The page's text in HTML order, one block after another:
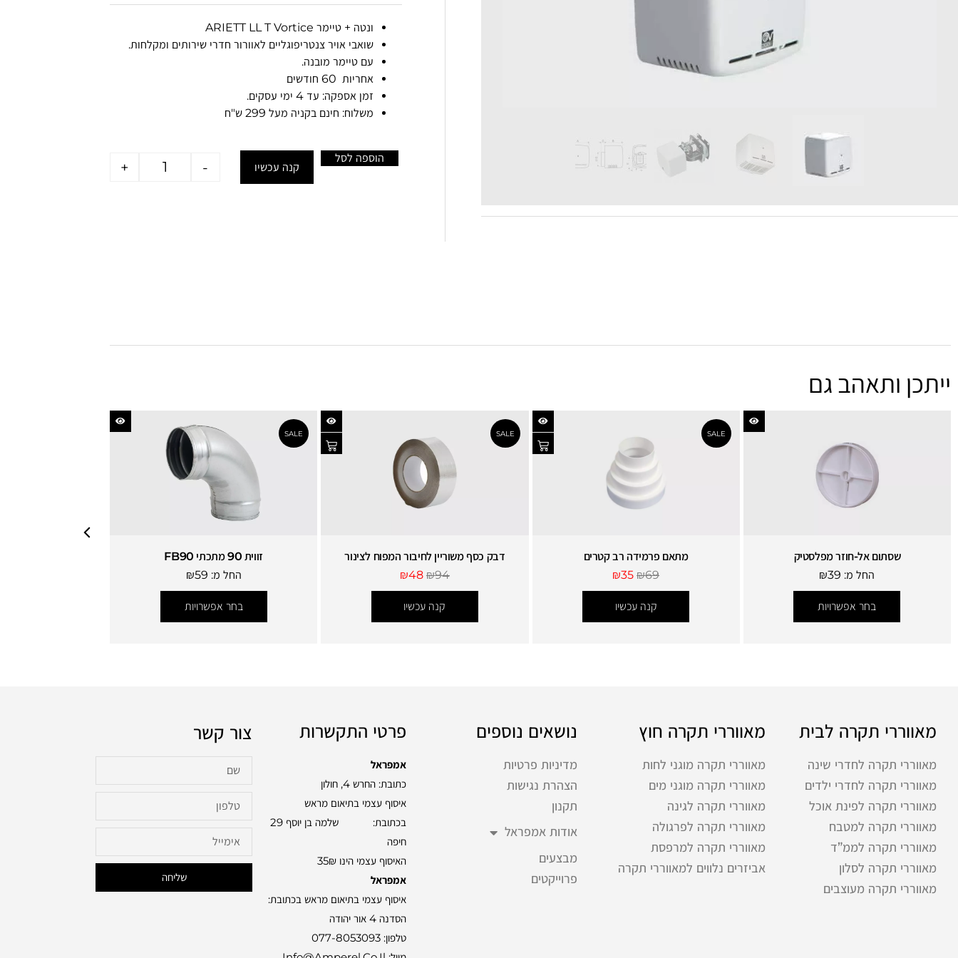
ונטה + טיימר ARIETT LL T Vortice
שואבי אויר צנטריפוגליים לאוורור חדרי שירותים ומקלחות.
עם טיימר מובנה.
אחריות 60 חודשים
זמן אספקה: עד 4 ימי עסקים.
משלוח: חינם בקניה מעל 299 ש"ח
-
+
הוספה לסל
קנה עכשיו
ייתכן ותאהב גם
שסתום אל-חוזר מפלסטיק
החל מ:
₪39
בחר אפשרויות
SALE
מתאם פרמידה רב קטרים
₪69
₪35
קנה עכשיו
SALE
דבק כסף משוריין לחיבור המפוח לצינור
₪94
₪48
קנה עכשיו
SALE
זווית 90 מתכתי FB90
החל מ:
₪59
בחר אפשרויות
מאווררי תקרה לבית
מאווררי תקרה לחדרי שינה
מאווררי תקרה לחדרי ילדים
מאווררי תקרה לפינת אוכל
מאווררי תקרה למטבח
מאווררי תקרה לממ”ד
מאווררי תקרה לסלון
מאווררי תקרה מעוצבים
מאווררי תקרה חוץ
מאווררי תקרה מוגני לחות
מאווררי תקרה מוגני מים
מאווררי תקרה לגינה
מאווררי תקרה לפרגולה
מאווררי תקרה למרפסת
אביזרים נלווים למאווררי תקרה
נושאים נוספים
מדיניות פרטיות
הצהרת נגישות
תקנון
אודות אמפראל
מבצעים
פרוייקטים
פרטי התקשרות
אמפראל
כתובת: החרש 4, חולון
איסוף עצמי בתיאום מראש
בכתובת: שלמה בן יוסף 29
חיפה
האיסוף עצמי הינו 35₪
אמפראל
איסוף עצמי בתיאום מראש בכתובת:
הסדנה 4 אור יהודה
טלפון: 077-8053093
צור קשר
שליחה